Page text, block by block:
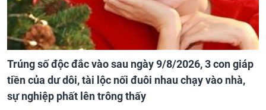
Trúng số độc đắc vào sau ngày 9/8/2026, 3 con giáp
tiền của dư dôi, tài lộc nối đuôi nhau chạy vào nhà,
sự nghiệp phất lên trông thấy